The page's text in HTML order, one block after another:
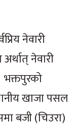
नेवारी
नेवारी
भक्तपुरको
खाजा पसल
बजी (चिउरा)